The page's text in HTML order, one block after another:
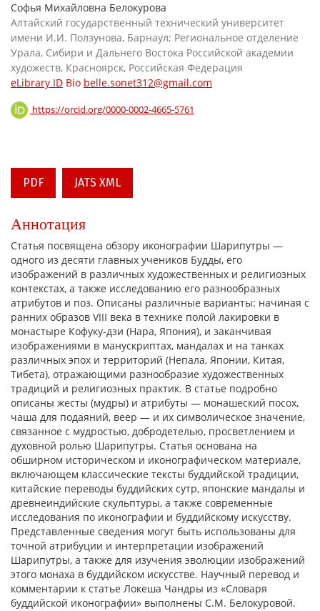
Софья Михайловна Белокурова
Алтайский государственный технический университет
имени И.И. Ползунова, Барнаул; Региональное отделение
Урала, Сибири и Дальнего Востока Российской академии
художеств, Красноярск, Российская Федерация
eLibrary ID Bio belle.sonet312@gmail.com
https://orcid.org/0000-0002-4665-5761
PDF JATS XML
Аннотация
Статья посвящена обзору иконографии Шарипутры —
одного из десяти главных учеников Будды, его
изображений в различных художественных и религиозных
контекстах, а также исследованию его разнообразных
атрибутов и поз. Описаны различные варианты: начиная с
ранних образов VIII века в технике полой лакировки в
монастыре Кофуку-дзи (Нара, Япония), и заканчивая
изображениями в манускриптах, мандалах и на танках
различных эпох и территорий (Непала, Японии, Китая,
Тибета), отражающими разнообразие художественных
традиций и религиозных практик. В статье подробно
описаны жесты (мудры) и атрибуты — монашеский посох,
чаша для подаяний, веер — и их символическое значение,
связанное с мудростью, добродетелью, просветлением и
духовной ролью Шарипутры. Статья основана на
обширном историческом и иконографическом материале,
включающем классические тексты буддийской традиции,
китайские переводы буддийских сутр, японские мандалы и
древнеиндийские скульптуры, а также современные
исследования по иконографии и буддийскому искусству.
Представленные сведения могут быть использованы для
точной атрибуции и интерпретации изображений
Шарипутры, а также для изучения эволюции изображений
этого монаха в буддийском искусстве. Научный перевод и
комментарии к статье Локеша Чандры из «Словаря
буддийской иконографии» выполнены С.М. Белокуровой.